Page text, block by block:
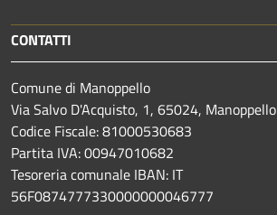
CONTATTI
Comune di Manoppello
Via Salvo D'Acquisto, 1, 65024,
Codice Fiscale: 81000530683
Partita IVA: 00947010682
Tesoreria comunale IBAN: IT
56F0874777330000000046777